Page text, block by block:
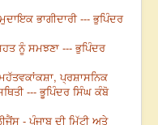
ਭਾਗੀਦਾਰੀ --- ਭੁਪਿੰਦਰ
ਨੂੰ ਸਮਝਣਾ --- ਭੁਪਿੰਦਰ
ਪ੍ਰਸ਼ਾਸਨਿਕ
--- ਭੂਪਿੰਦਰ ਸਿੰਘ ਕੰਬੋ
- ਪੰਜਾਬ ਦੀ ਮਿੱਟੀ ਅਤੇ